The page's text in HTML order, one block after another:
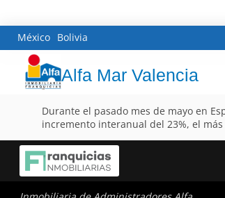
México Bolivia
Alfa Mar Valencia
Durante el pasado mes de mayo en
incremento interanual del 23%, el